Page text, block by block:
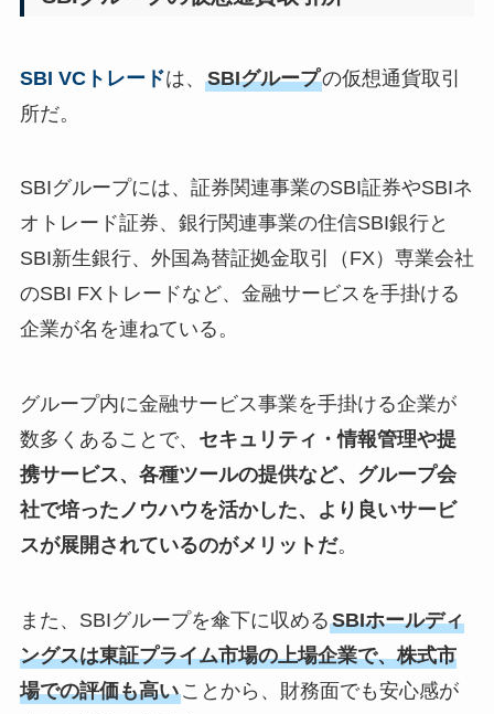
SBI VCトレードは、 SBIグループの仮想通貨取引
所だ。
SBIグループには、証券関連事業のSBI証券やSBIネ
オトレード証券、銀行関連事業の住信SBI銀行と
SBI新生銀行、外国為替証拠金取引（FX）専業会社
のSBI FXトレードなど、金融サービスを手掛ける
企業が名を連ねている。
グループ内に金融サービス事業を手掛ける企業が
数多くあることで、 セキュリティ・情報管理や提
携サービス、各種ツールの提供など、グループ会
社で培ったノウハウを活かした、より良いサービ
スが展開されているのがメリットだ。
また、SBIグループを傘下に収めるSBIホールディ
ングスは東証プライム市場の上場企業で、株式市
場での評価も高いことから、財務面でも安心感が